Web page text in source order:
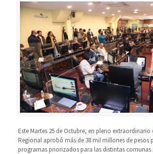
Este Martes 25 de Octubre, en pleno extraordinario
Regional aprobó más de 38 mil millones de pesos
programas priorizados para las distintas comunas